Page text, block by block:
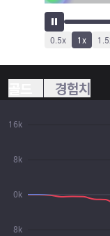
0.5x 1x 1.5
경험치
8k
0k
8k
16k